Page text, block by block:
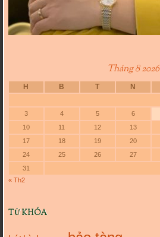
Tháng 8 2026
H B T N
3
4 5 6
10
11 12 13
17
18 19 20
24
25 26 27
31
« Th2
TỪ KHÓA